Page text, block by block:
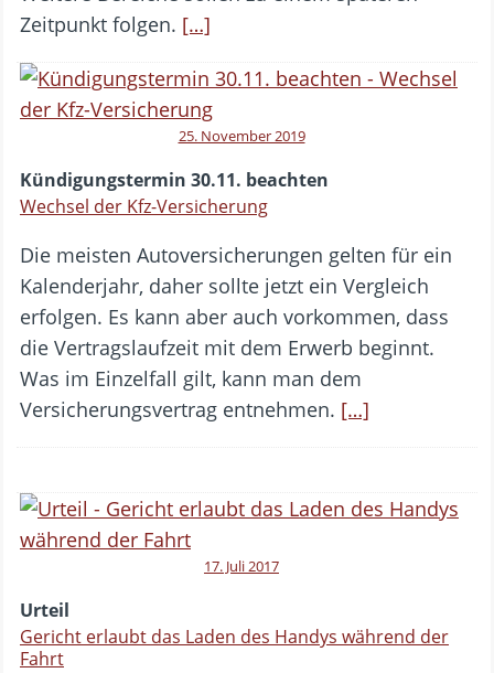
Zeitpunkt folgen. […]
25. November 2019
Kündigungstermin 30.11. beachten
Wechsel der Kfz-Versicherung
Die meisten Autoversicherungen gelten für ein
Kalenderjahr, daher sollte jetzt ein Vergleich
erfolgen. Es kann aber auch vorkommen, dass
die Vertragslaufzeit mit dem Erwerb beginnt.
Was im Einzelfall gilt, kann man dem
Versicherungsvertrag entnehmen. […]
17. Juli 2017
Urteil
Gericht erlaubt das Laden des Handys während der
Fahrt